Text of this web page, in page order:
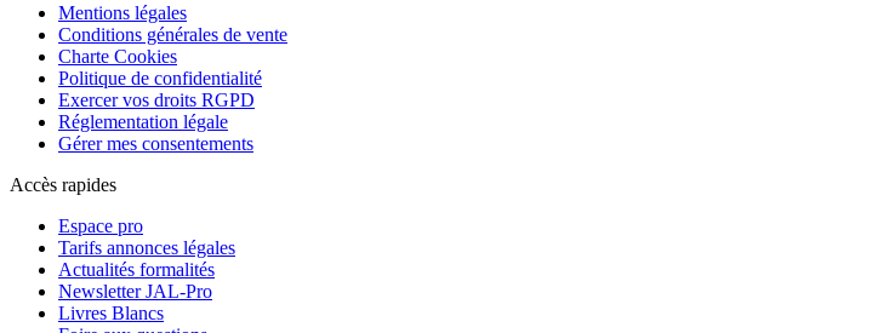
Mentions légales
Conditions générales de vente
Charte Cookies
Politique de confidentialité
Exercer vos droits RGPD
Réglementation légale
Gérer mes consentements
Accès rapides
Espace pro
Tarifs annonces légales
Actualités formalités
Newsletter JAL-Pro
Livres Blancs